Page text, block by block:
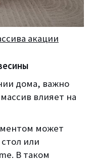
акации
дома, важно
влияет на
может
или
В таком